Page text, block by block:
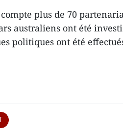
compte plus de 70
australiens ont été
politiques ont été